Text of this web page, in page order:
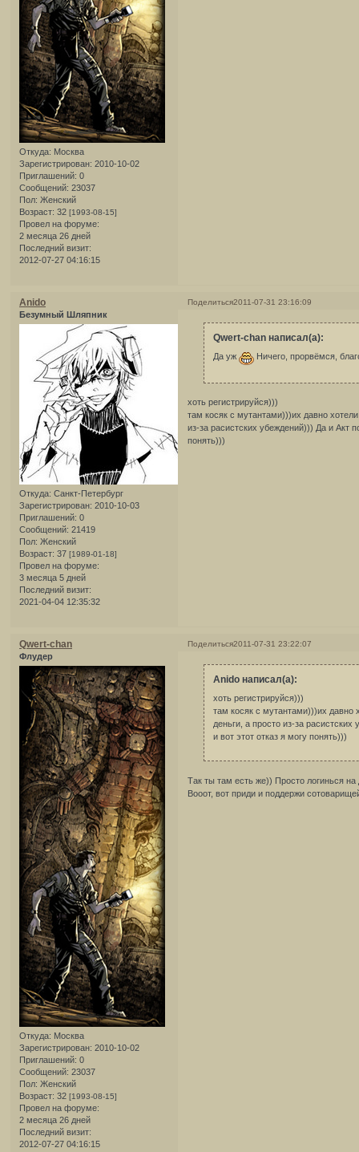
Откуда: Москва
Зарегистрирован: 2010-10-02
Приглашений: 0
Сообщений: 23037
Пол: Женский
Возраст: 32 [1993-08-15]
Провел на форуме:
2 месяца 26 дней
Последний визит:
2012-07-27 04:16:15
Поделиться2011-07-31 23:16:09
Anido
Безумный Шляпник
Откуда: Санкт-Петербург
Зарегистрирован: 2010-10-03
Приглашений: 0
Сообщений: 21419
Пол: Женский
Возраст: 37 [1989-01-18]
Провел на форуме:
3 месяца 5 дней
Последний визит:
2021-04-04 12:35:32
Qwert-chan написал(а):
Да уж Ничего, прорвёмся,
хоть регистрируйся)))
там косяк с мутантами)))их давно
из-за расистских убеждений))) Да и Акт
понять)))
Поделиться2011-07-31 23:22:07
Qwert-chan
Флудер
Откуда: Москва
Зарегистрирован: 2010-10-02
Приглашений: 0
Сообщений: 23037
Пол: Женский
Возраст: 32 [1993-08-15]
Провел на форуме:
2 месяца 26 дней
Последний визит:
2012-07-27 04:16:15
Anido написал(а):
хоть регистрируйся)))
там косяк с мутантами)))их давно
деньги, а просто из-за
и вот этот отказ я могу понять)))
Так ты там есть же)) Просто логинься на
Вооот, вот приди и поддержи